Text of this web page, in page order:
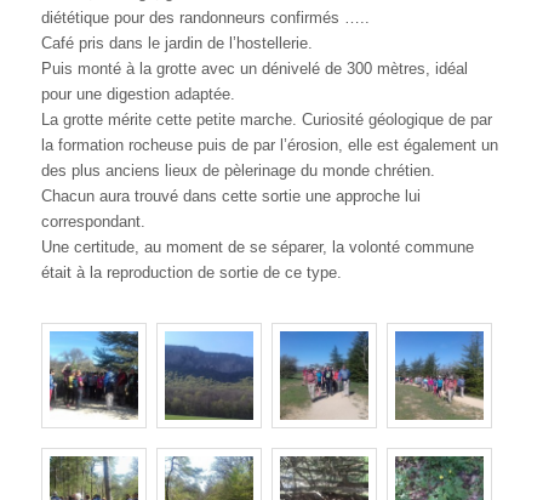
diététique pour des randonneurs confirmés …..
Café pris dans le jardin de l’hostellerie.
Puis monté à la grotte avec un dénivelé de 300 mètres, idéal
pour une digestion adaptée.
La grotte mérite cette petite marche. Curiosité géologique de par
la formation rocheuse puis de par l’érosion, elle est également un
des plus anciens lieux de pèlerinage du monde chrétien.
Chacun aura trouvé dans cette sortie une approche lui
correspondant.
Une certitude, au moment de se séparer, la volonté commune
était à la reproduction de sortie de ce type.